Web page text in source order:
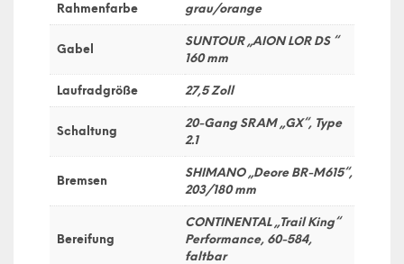
Rahmenfarbe grau/orange
Gabel
SUNTOUR „AION LOR DS “
160 mm
Laufradgröße 27,5 Zoll
Schaltung
20-Gang SRAM „GX“, Type
2.1
Bremsen
SHIMANO „Deore BR-M615“,
203/180 mm
Bereifung
CONTINENTAL „Trail King“
Performance, 60-584,
faltbar